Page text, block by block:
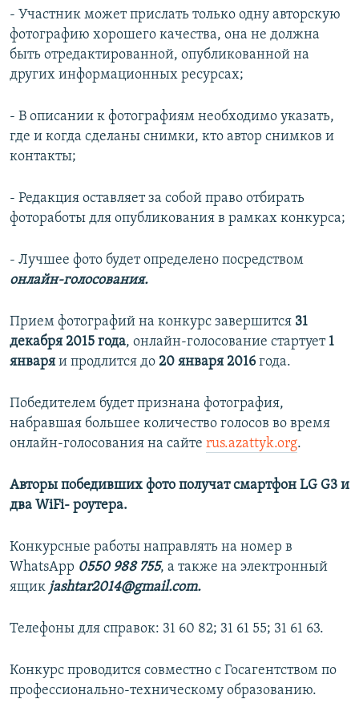
- Участник может прислать только одну авторскую
фотографию хорошего качества, она не должна
быть отредактированной, опубликованной на
других информационных ресурсах;
- В описании к фотографиям необходимо указать,
где и когда сделаны снимки, кто автор снимков и
контакты;
- Редакция оставляет за собой право отбирать
фотоработы для опубликования в рамках конкурса;
- Лучшее фото будет определено посредством
онлайн-голосования.
Прием фотографий на конкурс завершится 31
декабря 2015 года, онлайн-голосование стартует 1
января и продлится до 20 января 2016года.
Победителем будет признана фотография,
набравшая большее количество голосов во время
онлайн-голосования на сайте rus.azattyk.org.
Авторы победивших фото получат смартфон LG G3 и
два WiFi- роутера.
Конкурсные работы направлять на номер в
WhatsApp 0550 988 755, а также на электронный
ящик jashtar2014@gmail.com.
Телефоны для справок: 31 60 82; 31 61 55; 31 61 63.
Конкурс проводится совместно с Госагентством по
профессионально-техническому образованию.